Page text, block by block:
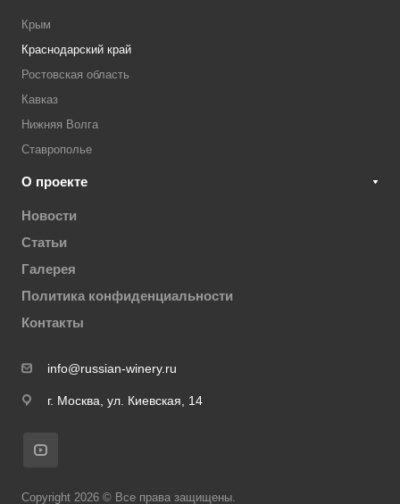
Крым
Краснодарский край
Ростовская область
Кавказ
Нижняя Волга
Ставрополье
О проекте
Новости
Статьи
Галерея
Политика конфиденциальности
Контакты
info@russian-winery.ru
г. Москва, ул. Киевская, 14
Copyright 2026 © Все права защищены.